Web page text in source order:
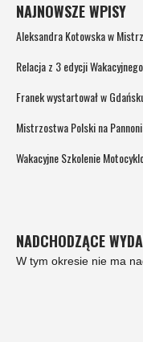
NAJNOWSZE WPISY
Aleksandra Kotowska w
Relacja z 3 edycji
Franek wystartował w
Mistrzostwa Polski na
Wakacyjne Szkolenie
NADCHODZĄCE
W tym okresie nie ma